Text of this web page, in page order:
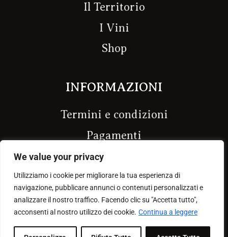
We value your privacy
Utilizziamo i cookie per migliorare la tua esperienza di
navigazione, pubblicare annunci o contenuti personalizzati e
analizzare il nostro traffico. Facendo clic su "Accetta tutto",
acconsenti al nostro utilizzo dei cookie. Continua a leggere
k
-
f
a
Il Territorio
I Vini
Shop
INFORMAZIONI
Termini e condizioni
Pagamenti
Spedizioni e resi
Privacy e cookie